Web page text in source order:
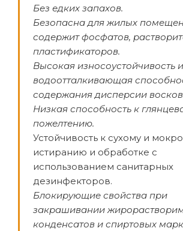
Без едких запахов.
Безопасна для жилых
содержит фосфатов,
пластификаторов.
Высокая износоустойчивость и
водоотталкивающая
содержания дисперсии
Низкая способность к
пожелтению.
Устойчивость к сухому и
истиранию и обработке с
использованием санитарных
дезинфекторов.
Блокирующие свойства при
закрашивании
конденсатов и спиртовых